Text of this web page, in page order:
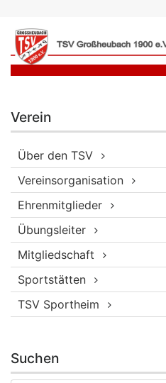
Verein
Über den TSV
Vereinsorganisation
Ehrenmitglieder
Übungsleiter
Mitgliedschaft
Sportstätten
TSV Sportheim
Suchen